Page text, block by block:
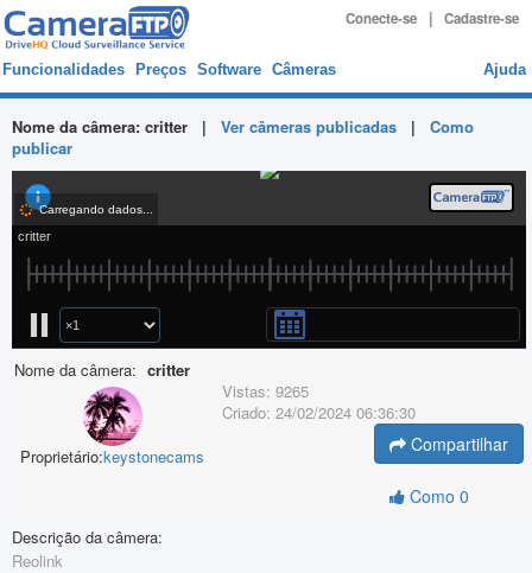
Conecte-se | Cadastre-se
Funcionalidades Preços Software Câmeras Ajuda
Nome da câmera: critter | Ver câmeras publicadas | Como
publicar
Nome da câmera: critter
Proprietário:keystonecams
Vistas: 9265
Criado: 24/02/2024 06:36:30
Compartilhar
Como 0
Descrição da câmera:
Reolink